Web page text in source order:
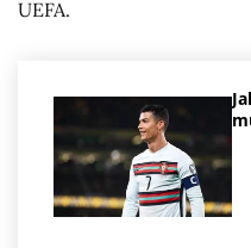
UEFA.